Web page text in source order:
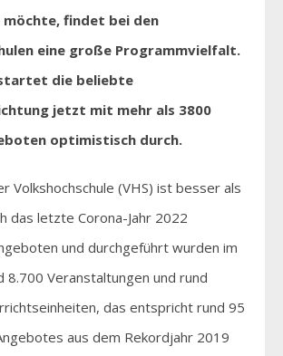
findet bei den
eine große Programmvielfalt.
die beliebte
jetzt mit mehr als 3800
optimistisch durch.
Volkshochschule (VHS) ist besser als
das letzte Corona-Jahr 2022
und durchgeführt wurden im
8.700 Veranstaltungen und rund
das entspricht rund 95
aus dem Rekordjahr 2019